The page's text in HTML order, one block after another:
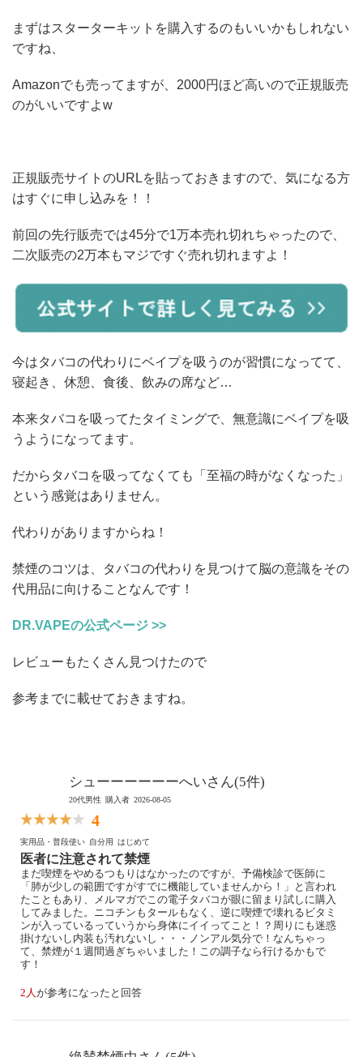
まずはスターターキットを購入するのもいいかもしれない
ですね、
Amazonでも売ってますが、2000円ほど高いので正規販売
のがいいですよw
正規販売サイトのURLを貼っておきますので、気になる方
はすぐに申し込みを！！
前回の先行販売では45分で1万本売れ切れちゃったので、
二次販売の2万本もマジですぐ売れ切れますよ！
今はタバコの代わりにベイプを吸うのが習慣になってて、
寝起き、休憩、食後、飲みの席など…
本来タバコを吸ってたタイミングで、無意識にベイプを吸
うようになってます。
だからタバコを吸ってなくても「至福の時がなくなった」
という感覚はありません。
代わりがありますからね！
禁煙のコツは、タバコの代わりを見つけて脳の意識をその
代用品に向けることなんです！
DR.VAPEの公式ページ >>
レビューもたくさん見つけたので
参考までに載せておきますね。
シューーーーーーへいさん(5件)
20代男性 購入者 2026-08-05
4
実用品・普段使い 自分用 はじめて
医者に注意されて禁煙
まだ喫煙をやめるつもりはなかったのですが、予備検診で医師に
「肺が少しの範囲ですがすでに機能していませんから！」と言われ
たこともあり、メルマガでこの電子タバコが眼に留まり試しに購入
してみました。ニコチンもタールもなく、逆に喫煙で壊れるビタミ
ンが入っているっていうから身体にイイってこと！？周りにも迷惑
掛けないし内装も汚れないし・・・ノンアル気分で！なんちゃっ
て、禁煙が１週間過ぎちゃいました！この調子なら行けるかもで
す！
2人 が参考になったと回答